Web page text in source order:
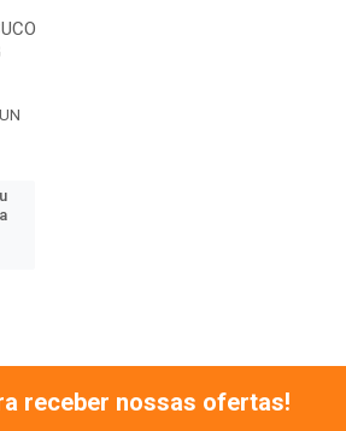
receber nossas ofertas!